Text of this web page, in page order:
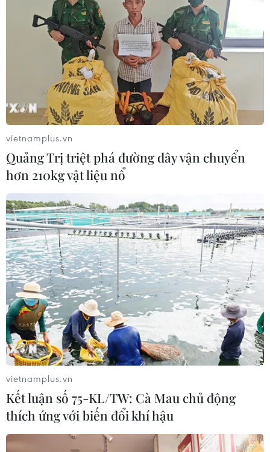
vietnamplus.vn
Quảng Trị triệt phá đường dây vận chuyển
hơn 210kg vật liệu nổ
vietnamplus.vn
Kết luận số 75-KL/TW: Cà Mau chủ động
thích ứng với biến đổi khí hậu